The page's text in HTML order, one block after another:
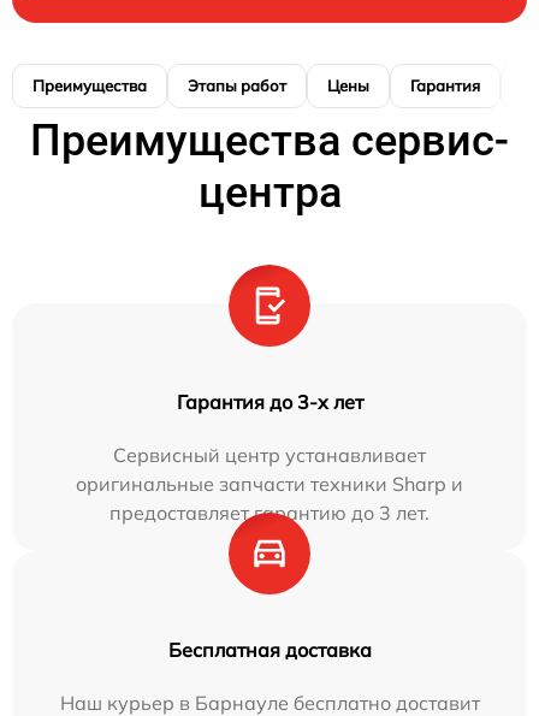
Преимущества Этапы работ Цены Гарантия
Преимущества сервис-
центра
Гарантия до 3-х лет
Сервисный центр устанавливает
оригинальные запчасти техники Sharp и
предоставляет гарантию до 3 лет.
Бесплатная доставка
Наш курьер в Барнауле бесплатно доставит